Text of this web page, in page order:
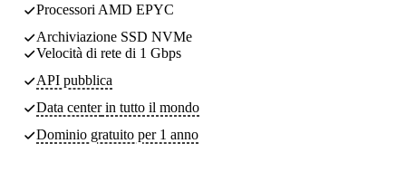
Processori AMD EPYC
Archiviazione SSD NVMe
Velocità di rete di 1 Gbps
API pubblica
Data centerin tutto il mondo
Dominio gratuito per 1 anno